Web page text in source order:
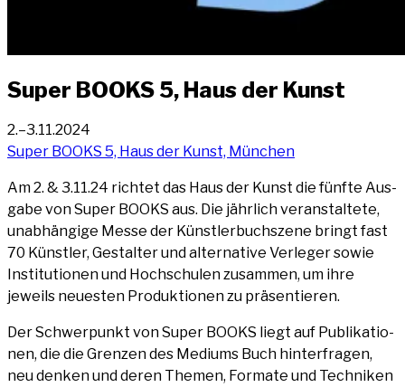
Super BOOKS 5, Haus der Kunst
2.–3.11.2024
Super BOOKS 5, Haus der Kunst, München
Am 2. & 3.11.24 rich­tet das Haus der Kunst die fünf­te Aus­
ga­be von Super BOOKS aus. Die jähr­lich ver­an­stal­te­te,
unab­hän­gi­ge Mes­se der Künst­ler­buch­sze­ne bringt fast
70 Künst­ler, Gestal­ter und alter­na­ti­ve Ver­le­ger sowie
Insti­tu­tio­nen und Hoch­schu­len zusam­men, um ihre
jeweils neu­es­ten Pro­duk­tio­nen zu präsentieren.
Der Schwer­punkt von Super BOOKS liegt auf Publi­ka­tio­
nen, die die Gren­zen des Medi­ums Buch hin­ter­fra­gen,
neu den­ken und deren The­men, For­ma­te und Tech­ni­ken